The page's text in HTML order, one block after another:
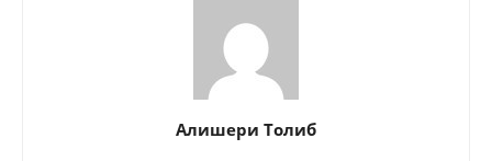
Алишери Толиб